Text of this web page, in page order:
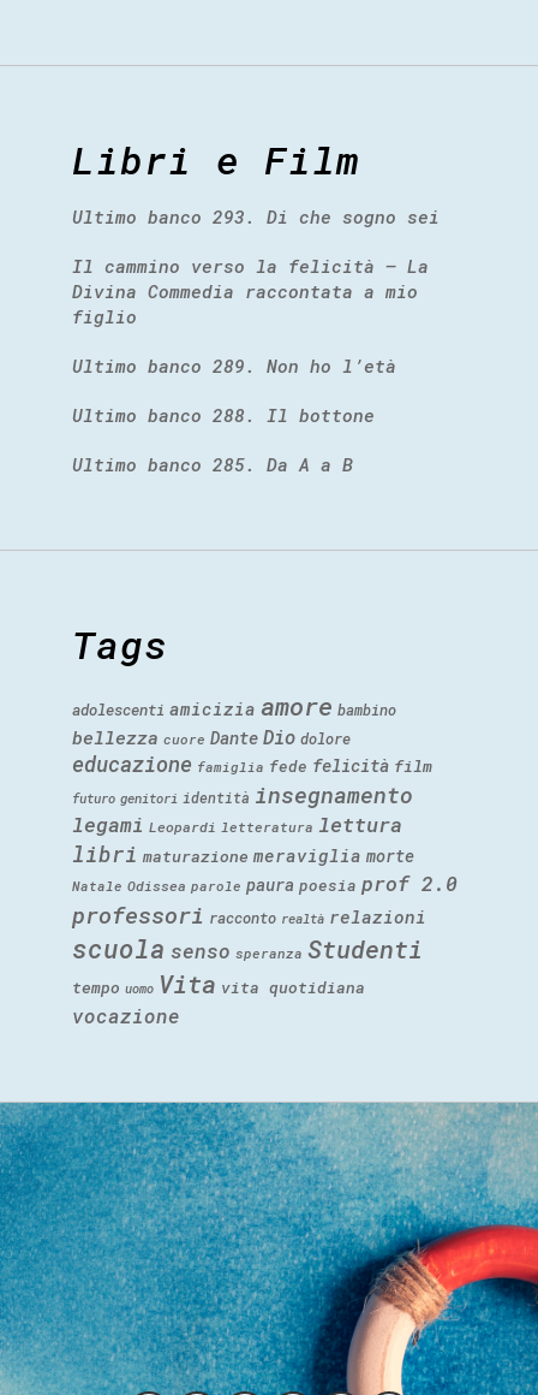
Libri e Film
Ultimo banco 293. Di che sogno sei
Il cammino verso la felicità – La
Divina Commedia raccontata a mio
figlio
Ultimo banco 289. Non ho l’età
Ultimo banco 288. Il bottone
Ultimo banco 285. Da A a B
Tags
adolescenti amicizia amore bambino
bellezza cuore Dante Dio dolore
educazione famiglia fede felicità film
futuro genitori identità insegnamento
legami Leopardi letteratura lettura
libri maturazione meraviglia morte
Natale Odissea parole paura poesia prof 2.0
professori racconto realtà relazioni
scuola senso speranza Studenti
tempo uomo Vita vita quotidiana
vocazione